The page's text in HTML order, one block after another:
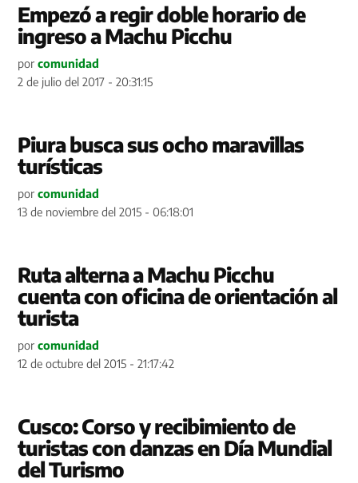
Empezó a regir doble horario de
ingreso a Machu Picchu
por comunidad
2 de julio del 2017 - 20:31:15
Piura busca sus ocho maravillas
turísticas
por comunidad
13 de noviembre del 2015 - 06:18:01
Ruta alterna a Machu Picchu
cuenta con oficina de orientación al
turista
por comunidad
12 de octubre del 2015 - 21:17:42
Cusco: Corso y recibimiento de
turistas con danzas en Día Mundial
del Turismo